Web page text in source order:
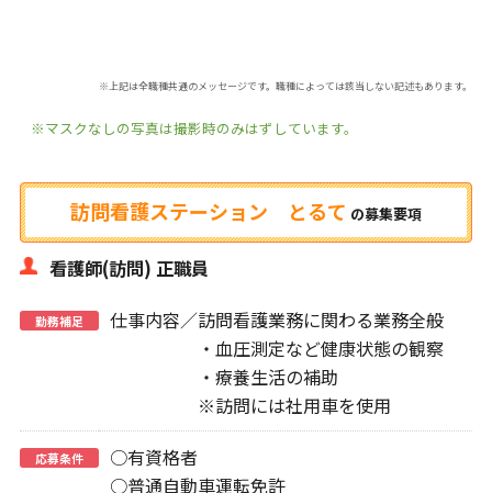
※上記は全職種共通のメッセージです。職種によっては該当しない記述もあります。
※マスクなしの写真は撮影時のみはずしています。
訪問看護ステーション とるて の募集要項
看護師(訪問) 正職員
勤務補足
仕事内容／訪問看護業務に関わる業務全般
・血圧測定など健康状態の観察
・療養生活の補助
※訪問には社用車を使用
応募条件
○有資格者
○普通自動車運転免許